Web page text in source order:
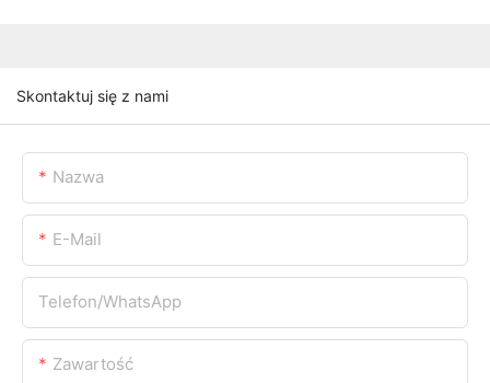
Skontaktuj się z nami
Nazwa
E-Mail
Telefon/WhatsApp
Zawartość